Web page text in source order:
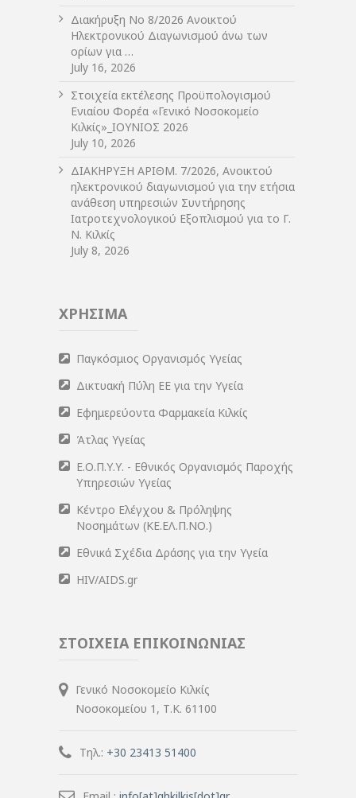
Διακήρυξη Νο 8/2026 Ανοικτού
Ηλεκτρονικού Διαγωνισμού άνω των
ορίων για …
July 16, 2026
Στοιχεία εκτέλεσης Προϋπολογισμού
Ενιαίου Φορέα «Γενικό Νοσοκομείο
Κιλκίς»_ΙΟΥΝΙΟΣ 2026
July 10, 2026
ΔIΑΚΗΡΥΞΗ ΑΡIΘΜ. 7/2026, Ανοικτού
ηλεκτρονικού διαγωνισμού για την ετήσια
ανάθεση υπηρεσιών Συντήρησης
Ιατροτεχνολογικού Εξοπλισμού για το Γ.
Ν. Κιλκίς
July 8, 2026
ΧΡΗΣΙΜΑ
Παγκόσμιος Οργανισμός Υγείας
Δικτυακή Πύλη ΕΕ για την Υγεία
Εφημερεύοντα Φαρμακεία Κιλκίς
Άτλας Υγείας
Ε.Ο.Π.Υ.Υ. - Εθνικός Οργανισμός Παροχής
Υπηρεσιών Υγείας
Κέντρο Ελέγχου & Πρόληψης
Νοσημάτων (ΚΕ.ΕΛ.Π.ΝΟ.)
Εθνικά Σχέδια Δράσης για την Υγεία
HIV/AIDS.gr
ΣΤΟΙΧΕΙΑ ΕΠΙΚΟΙΝΩΝΙΑΣ
Γενικό Νοσοκομείο Κιλκίς
Νοσοκομείου 1, Τ.Κ. 61100
Τηλ.: +30 23413 51400